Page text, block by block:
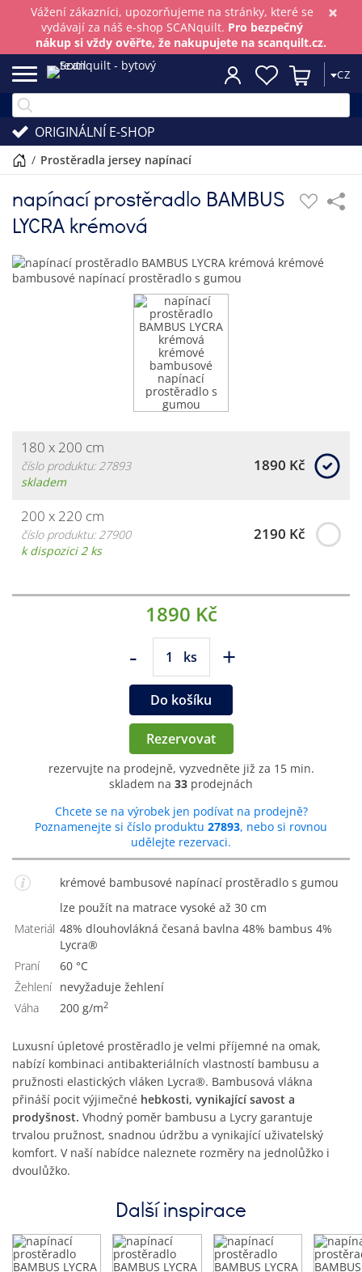
×
Vážení zákazníci, upozorňujeme na stránky, které se
vydávají za náš e-shop SCANquilt. Pro bezpečný
nákup si vždy ověřte, že nakupujete na scanquilt.cz.
CZ
ORIGINÁLNÍ E-SHOP
/ prostěradla jersey napínací
napínací prostěradlo BAMBUS
LYCRA krémová
180 x 200 cm
číslo produktu: 27893
skladem
1890 Kč
200 x 220 cm
číslo produktu: 27900
k dispozici 2 ks
2190 Kč
1890 Kč
- ks +
Do košíku
Rezervovat
rezervujte na prodejně, vyzvedněte již za 15 min.
skladem na 33 prodejnách
Chcete se na výrobek jen podívat na prodejně?
Poznamenejte si číslo produktu 27893, nebo si rovnou
udělejte rezervaci.
krémové bambusové napínací prostěradlo s gumou
lze použít na matrace vysoké až 30 cm
Materiál 48% dlouhovlákná česaná bavlna 48% bambus 4%
Lycra®
Praní
60 °C
Žehlení
Nevyžaduje žehlení
Váha
200 g/m2
Luxusní úpletové prostěradlo je velmi příjemné na omak,
nabízí kombinaci antibakteriálních vlastností bambusu a
pružnosti elastických vláken Lycra®. Bambusová vlákna
přináší pocit výjimečné hebkosti, vynikající savost a
prodyšnost. Vhodný poměr bambusu a Lycry garantuje
trvalou pružnost, snadnou údržbu a vynikající uživatelský
komfort. V naší nabídce naleznete rozměry na jednolůžko i
dvoulůžko.
Další inspirace